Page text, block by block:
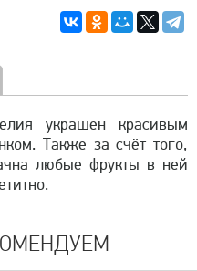
украшен красивым
Также за счёт того,
любые фрукты в ней